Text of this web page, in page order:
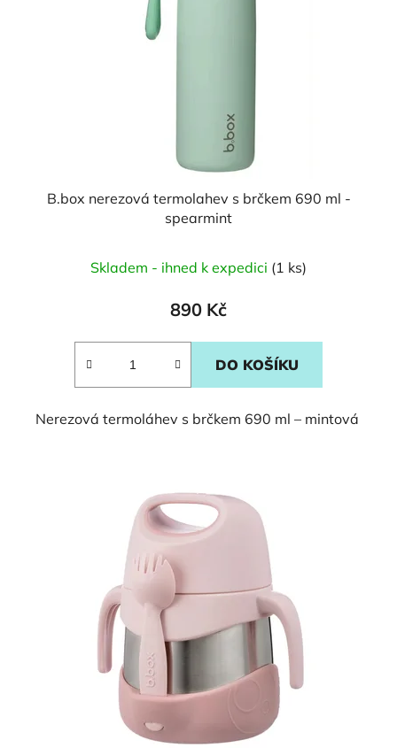
B.box nerezová termolahev s brčkem 690 ml -
spearmint
Skladem - ihned k expedici (1 ks)
890 Kč
DO KOŠÍKU
Nerezová termoláhev s brčkem 690 ml – mintová